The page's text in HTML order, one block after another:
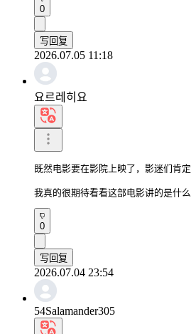
0
写回复
2026.07.05 11:18
요르레히요
既然电影要在影院上映了，影迷们肯定
我真的很期待看看这部电影讲的是什么
0
写回复
2026.07.04 23:54
54Salamander305